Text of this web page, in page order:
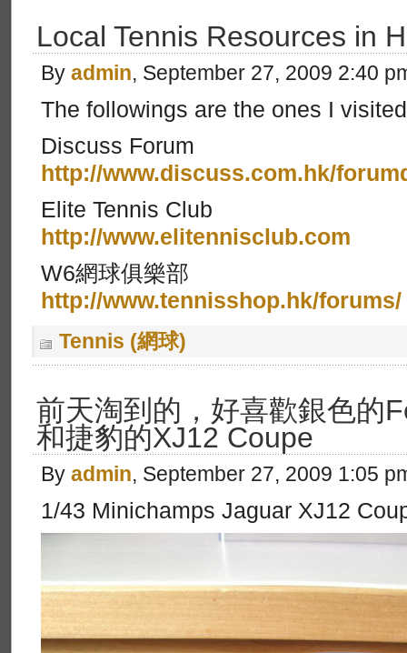
Local Tennis Resources in
By admin, September 27, 2009 2:40
The followings are the ones I
Discuss Forum
http://www.discuss.com.hk/
Elite Tennis Club
http://www.elitennisclub.com
W6網球俱樂部
http://www.tennisshop.hk/forums/
Tennis (網球)
前天淘到的，好喜歡銀色的
和捷豹的XJ12 Coupe
By admin, September 27, 2009 1:05
1/43 Minichamps Jaguar XJ12